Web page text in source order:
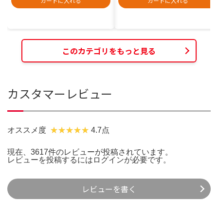
このカテゴリをもっと見る
カスタマーレビュー
オススメ度 4.7点
現在、3617件のレビューが投稿されています。
レビューを投稿するには ログインが必要です。
レビューを書く